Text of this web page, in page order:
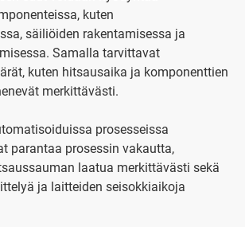
kuten
säiliöiden rakentamisessa ja
Samalla tarvittavat
kuten hitsausaika ja komponenttien
merkittävästi.
prosesseissa
parantaa prosessin vakautta,
laatua merkittävästi sekä
ja laitteiden seisokkiaikoja